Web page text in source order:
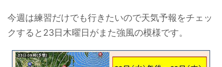
今週は練習だけでも行きたいので天気予報をチェッ
クすると23日木曜日がまた強風の模様です。